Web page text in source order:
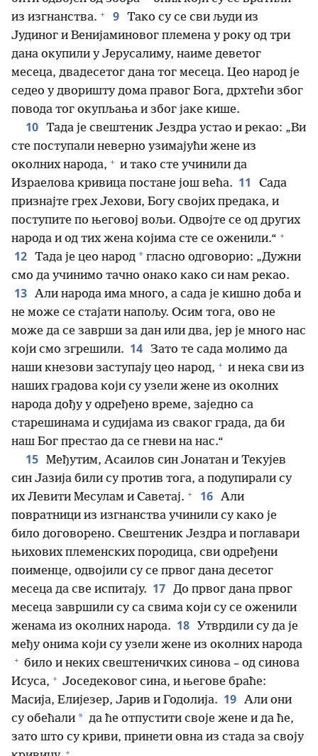
из изгнанства. + 9 Тако су се сви људи из
Јудиног и Венијаминовог племена у року од три
дана окупили у Јерусалиму, наиме деветог
месеца, двадесетог дана тог месеца. Цео народ је
седео у дворишту дома правог Бога, дрхтећи због
повода тог окупљања и због јаке кише.
10 Тада је свештеник Јездра устао и рекао: „Ви
сте поступали неверно узимајући жене из
околних народа, + и тако сте учинили да
Израелова кривица постане још већа. 11
Сада
признајте грех Јехови, Богу својих предака, и
поступите по његовој вољи. Одвојте се од других
народа и од тих жена којима сте се оженили.“ +
12 Тада је цео народ * гласно одговорио: „Дужни
смо да учинимо тачно онако како си нам рекао.
13 Али народа има много, а сада је кишно доба и
не може се стајати напољу. Осим тога, ово не
може да се заврши за дан или два, јер је много нас
који смо згрешили. 14 Зато те сада молимо да
наши кнезови заступају цео народ, + и нека сви из
наших градова који су узели жене из околних
народа дођу у одређено време, заједно са
старешинама и судијама из сваког града, да би
наш Бог престао да се гневи на нас.“
15 Међутим, Асаилов син Јонатан и Текујев
син Јазија били су против тога, а подупирали су
их Левити Месулам и Саветај. + 16 Али
повратници из изгнанства учинили су како је
било договорено. Свештеник Јездра и поглавари
њихових племенских породица, сви одређени
поименце, одвојили су се првог дана десетог
месеца да све испитају. 17 До првог дана првог
месеца завршили су са свима који су се оженили
женама из околних народа. 18
Утврдили су да је
међу онима који су узели жене из околних народа
+ било и неких свештеничких синова – од синова
Исуса, + Јоседековог сина, и његове браће:
Масија, Елијезер, Јарив и Годолија. 19 Али они
су обећали * да ће отпустити своје жене и да ће,
зато што су криви, принети овна из стада за своју
+